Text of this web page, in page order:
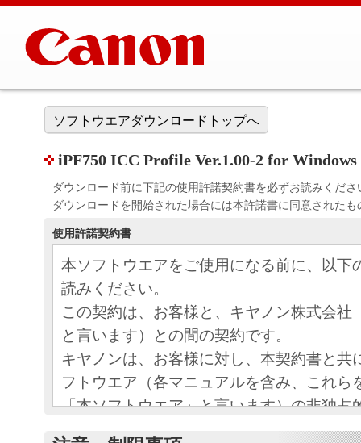
ソフトウエアダウンロードトップへ
iPF750 ICC Profile Ver.1.00-2 for Windows
ダウンロード前に下記の使用許諾契約書を必ずお読みくださ
ダウンロードを開始された場合には本許諾書に同意された
使用許諾契約書
本ソフトウエアをご使用になる前に、以下
読みください。
この契約は、お客様と、キヤノン株式会社
と言います）との間の契約です。
キヤノンは、お客様に対し、本契約書と共
フトウエア（各マニュアルを含み、これら
「本ソフトウエア」と言います）の非独占
条項に基づき許諾し、お客様も下記条項に